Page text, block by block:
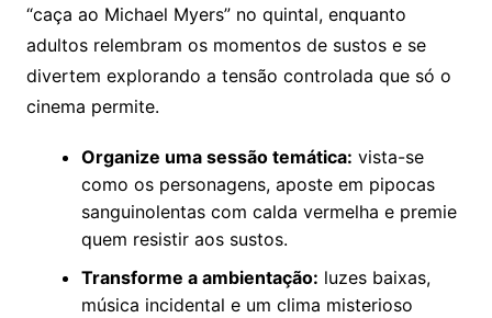
“caça ao Michael Myers” no quintal, enquanto
adultos relembram os momentos de sustos e se
divertem explorando a tensão controlada que só o
cinema permite.
Organize uma sessão temática: vista-se
como os personagens, aposte em pipocas
sanguinolentas com calda vermelha e premie
quem resistir aos sustos.
Transforme a ambientação: luzes baixas,
música incidental e um clima misterioso